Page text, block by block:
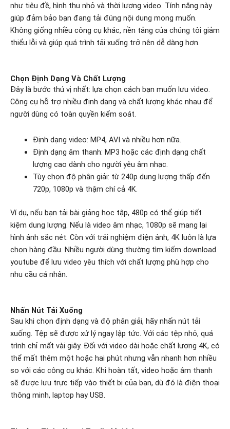
như tiêu đề, hình thu nhỏ và thời lượng video. Tính năng này
giúp đảm bảo bạn đang tải đúng nội dung mong muốn.
Không giống nhiều công cụ khác, nền tảng của chúng tôi giảm
thiểu lỗi và giúp quá trình tải xuống trở nên dễ dàng hơn.
Chọn Định Dạng Và Chất Lượng
Đây là bước thú vị nhất: lựa chọn cách bạn muốn lưu video.
Công cụ hỗ trợ nhiều định dạng và chất lượng khác nhau để
người dùng có toàn quyền kiểm soát.
Định dạng video: MP4, AVI và nhiều hơn nữa.
Định dạng âm thanh: MP3 hoặc các định dạng chất
lượng cao dành cho người yêu âm nhạc.
Tùy chọn độ phân giải: từ 240p dung lượng thấp đến
720p, 1080p và thậm chí cả 4K.
Ví dụ, nếu bạn tải bài giảng học tập, 480p có thể giúp tiết
kiệm dung lượng. Nếu là video âm nhạc, 1080p sẽ mang lại
hình ảnh sắc nét. Còn với trải nghiệm điện ảnh, 4K luôn là lựa
chọn hàng đầu. Nhiều người dùng thường tìm kiếm download
youtube để lưu video yêu thích với chất lượng phù hợp cho
nhu cầu cá nhân.
Nhấn Nút Tải Xuống
Sau khi chọn định dạng và độ phân giải, hãy nhấn nút tải
xuống. Tệp sẽ được xử lý ngay lập tức. Với các tệp nhỏ, quá
trình chỉ mất vài giây. Đối với video dài hoặc chất lượng 4K, có
thể mất thêm một hoặc hai phút nhưng vẫn nhanh hơn nhiều
so với các công cụ khác. Khi hoàn tất, video hoặc âm thanh
sẽ được lưu trực tiếp vào thiết bị của bạn, dù đó là điện thoại
thông minh, laptop hay USB.